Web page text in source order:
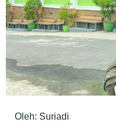
Oleh: Suriadi